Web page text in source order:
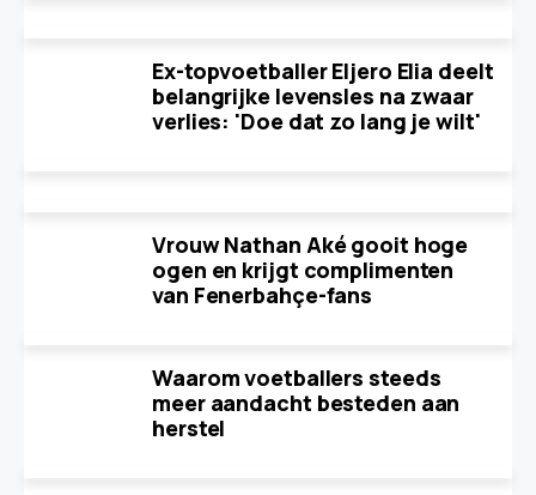
Ex-topvoetballer Eljero Elia deelt
belangrijke levensles na zwaar
verlies: 'Doe dat zo lang je wilt'
Vrouw Nathan Aké gooit hoge
ogen en krijgt complimenten
van Fenerbahçe-fans
Waarom voetballers steeds
meer aandacht besteden aan
herstel